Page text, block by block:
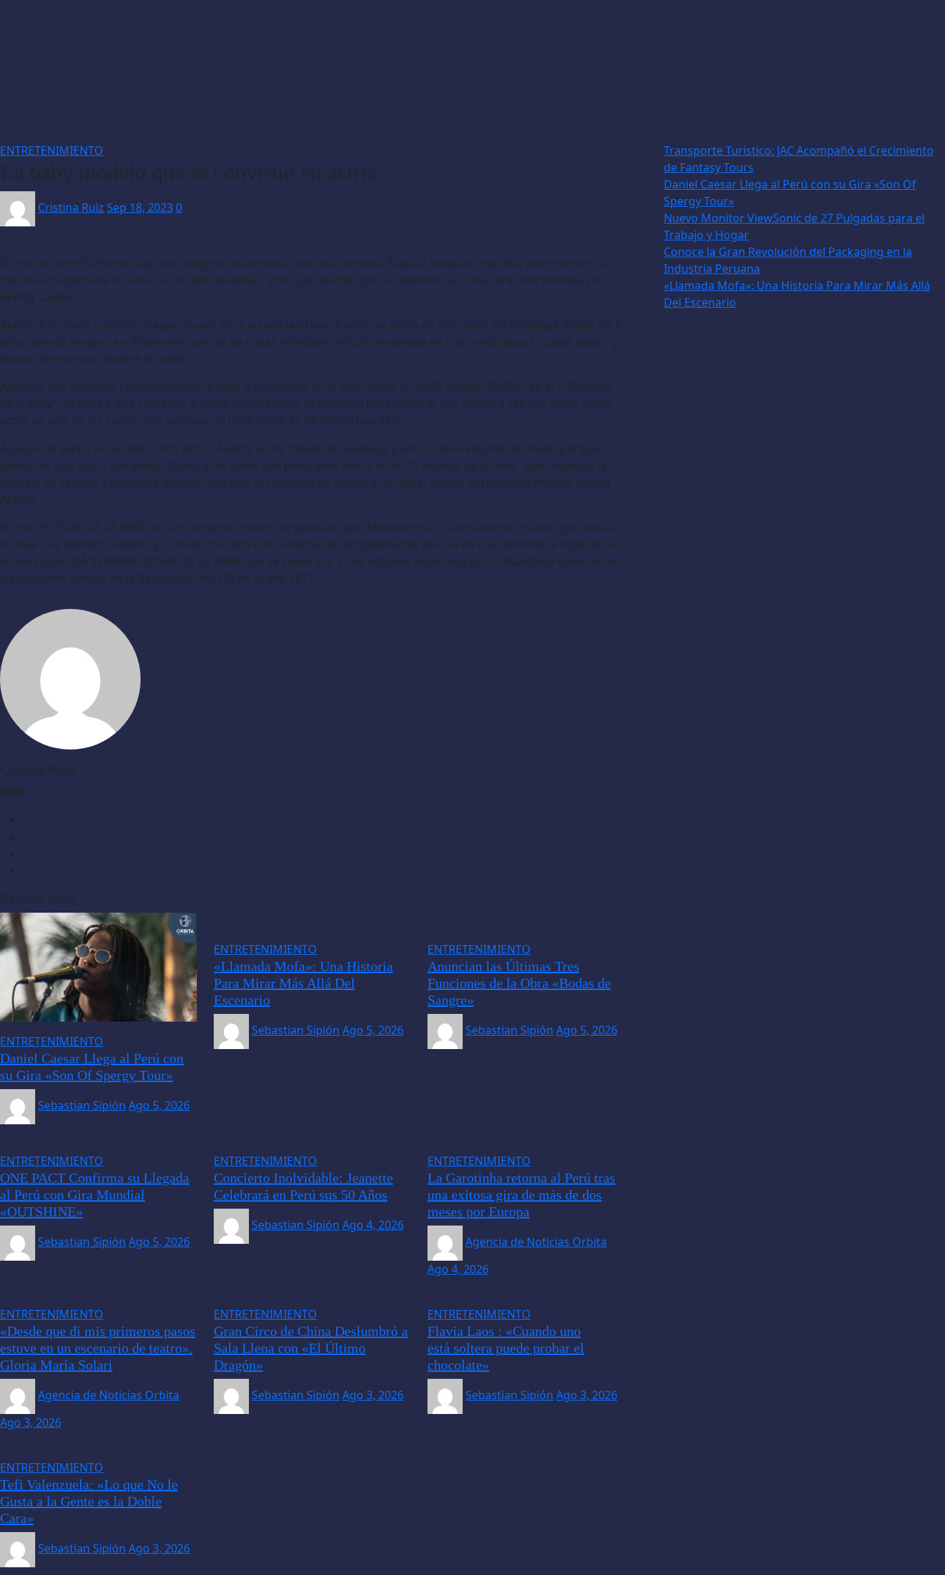
ENTRETENIMIENTO
La baby modelo que se convirtió en actriz
Cristina Ruiz Sep 18, 20230
Si viste la serie “Al Fondo hay Sitio” seguro recuerdas a una niña llamada Paquita Yunque, una niña que enamoró a
más de una persona no solo por su personalidad, sino que además por su apariencia, la cual era interpretada por
Akemy Calderón.
Akemy Itzel Cielo Calderón Gaspar quien en la actualidad tiene 8 años, se inició en el mundo del modelaje desde los 5
años, siendo imagen en diferentes marcas de ropas infantiles, estudió modelaje en una prestigiosa Escuela, teatro y
ahora viene preparándose en baile.
Además, fue ganando reconocimiento y llegó a coronarse en el 2020 como la “BABY MODELSPERU” en el “2°Festival
de la Niña”. Gracias a que comenzó a ganar popularidad, la eligieron para mostrar por primera vez sus dotes como
actriz en una de las series más exitosas de Lima como es “Al Fondo hay Sitio”.
A pesar de explorar su lado como actriz, Akemy no ha dejado el modelaje y ahora viene estudiando baile, porque
desea ser una actriz completa. “Invito a las niñas que participen ahora en el “5° Festival de la Niña” que organiza la
Escuela de Talento y Modelaje ModelsPeru que se realizará en Octubre, un lugar donde aprenderán mucho” indicó
Akemy.
El “5to FESTIVAL DE LA NIÑA” es un Certamen infantil organizado por ModelsPerú, el único evento infantil que busca
cultivar sus talentos, valores y virtudes de cada niña, además de empoderarlas ese día en una ceremonia especial, en
el marco del DÍA INTERNACIONAL DE LA NIÑA que se celebra el 11 de octubre declarado por la Asamblea General de
las Naciones Unidas en la Resolución 66/170 en el año 2011.
Cristina Ruiz
Web:
Related Story
ENTRETENIMIENTO
Daniel Caesar Llega al Perú con
su Gira «Son Of Spergy Tour»
Sebastian Sipión Ago 5, 2026
ENTRETENIMIENTO
«Llamada Mofa»: Una Historia
Para Mirar Más Allá Del
Escenario
Sebastian Sipión Ago 5, 2026
ENTRETENIMIENTO
Anuncian las Últimas Tres
Funciones de la Obra «Bodas de
Sangre»
Sebastian Sipión Ago 5, 2026
ENTRETENIMIENTO
ONE PACT Confirma su Llegada
al Perú con Gira Mundial
«OUTSHINE»
Sebastian Sipión Ago 5, 2026
ENTRETENIMIENTO
Concierto Inolvidable: Jeanette
Celebrará en Perú sus 50 Años
Sebastian Sipión Ago 4, 2026
ENTRETENIMIENTO
La Garotinha retorna al Perú tras
una exitosa gira de más de dos
meses por Europa
Agencia de Noticias Orbita
Ago 4, 2026
ENTRETENIMIENTO
«Desde que di mis primeros pasos
estuve en un escenario de teatro».
Gloria María Solari
Agencia de Noticias Orbita
Ago 3, 2026
ENTRETENIMIENTO
Gran Circo de China Deslumbró a
Sala Llena con «El Último
Dragón»
Sebastian Sipión Ago 3, 2026
ENTRETENIMIENTO
Flavia Laos : «Cuando uno
está soltera puede probar el
chocolate»
Sebastian Sipión Ago 3, 2026
ENTRETENIMIENTO
Tefi Valenzuela: «Lo que No le
Gusta a la Gente es la Doble
Cara»
Sebastian Sipión Ago 3, 2026
Transporte Turístico: JAC Acompañó el Crecimiento
de Fantasy Tours
Daniel Caesar Llega al Perú con su Gira «Son Of
Spergy Tour»
Nuevo Monitor ViewSonic de 27 Pulgadas para el
Trabajo y Hogar
Conoce la Gran Revolución del Packaging en la
Industria Peruana
«Llamada Mofa»: Una Historia Para Mirar Más Allá
Del Escenario